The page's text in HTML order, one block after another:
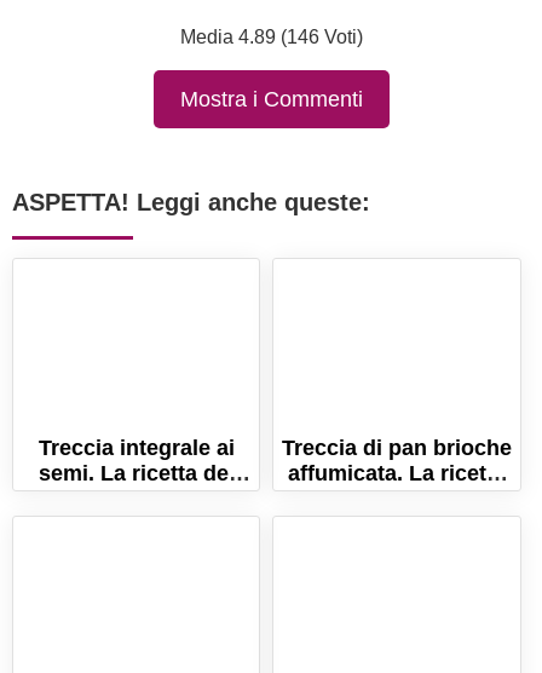
Media 4.89 (146 Voti)
Mostra i Commenti
ASPETTA! Leggi anche queste:
Treccia integrale ai
semi. La ricetta del
pane rustico fatto in
casa!
Treccia di pan brioche
affumicata. La ricetta
della treccia salata
morbidissima!